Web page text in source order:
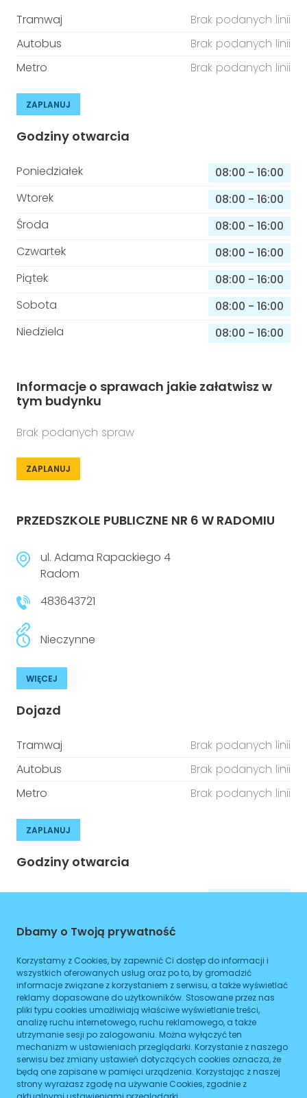
Tramwaj
Brak podanych linii
Autobus
Brak podanych linii
Metro
Brak podanych linii
ZAPLANUJ
Godziny otwarcia
Poniedziałek 08:00 - 16:00
Wtorek
08:00 - 16:00
Środa
08:00 - 16:00
Czwartek
08:00 - 16:00
Piątek
08:00 - 16:00
Sobota
08:00 - 16:00
Niedziela
08:00 - 16:00
Informacje o sprawach jakie załatwisz w
tym budynku
Brak podanych spraw
ZAPLANUJ
PRZEDSZKOLE PUBLICZNE NR 6 W RADOMIU
ul. Adama Rapackiego 4
Radom
483643721
Nieczynne
WIĘCEJ
Dojazd
Tramwaj
Brak podanych linii
Autobus
Brak podanych linii
Metro
Brak podanych linii
ZAPLANUJ
Godziny otwarcia
Poniedziałek
Wtorek
Czwartek
08:00 -
16:00
Piątek
08:00-16:00
Sobota
08:00
Niedziela
08:00- 16:00
Dbamy o Twoją prywatność
Korzystamy z Cookies, by zapewnić Ci dostęp do informacji i
wszystkich oferowanych usług oraz po to, by gromadzić
informacje związane z korzystaniem z serwisu, a także wyświetlać
reklamy dopasowane do użytkowników. Stosowane przez nas
pliki typu cookies umożliwiają właściwe wyświetlanie treści,
analizę ruchu internetowego, ruchu reklamowego, a także
utrzymanie sesji po zalogowaniu. Można wyłączyć ten
mechanizm w ustawieniach przeglądarki. Korzystanie z naszego
serwisu bez zmiany ustawień dotyczących cookies oznacza, że
będą one zapisane w pamięci urządzenia. Korzystając z naszej
strony wyrażasz zgodę na używanie Cookies, zgodnie z